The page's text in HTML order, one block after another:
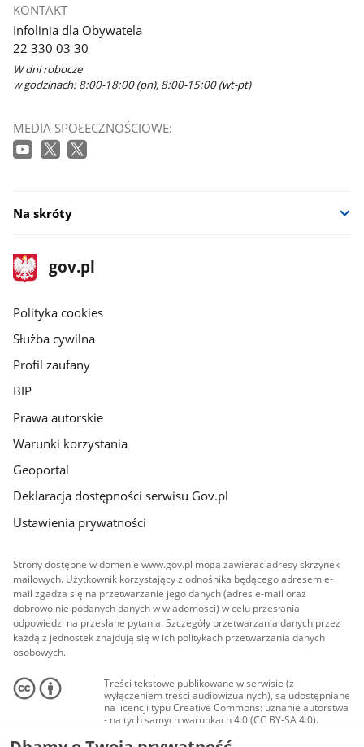
KONTAKT
Infolinia dla Obywatela
22 330 03 30
W dni robocze
w godzinach: 8:00-18:00 (pn), 8:00-15:00 (wt-pt)
MEDIA SPOŁECZNOŚCIOWE:
Na skróty
stopka
gov.pl
Strona
gov.pl
gov.pl
Polityka cookies
Służba cywilna
Profil zaufany
BIP
Prawa autorskie
Warunki korzystania
Geoportal
Deklaracja dostępności serwisu Gov.pl
Ustawienia prywatności
Strony dostępne w domenie www.gov.pl mogą zawierać adresy skrzynek
mailowych. Użytkownik korzystający z odnośnika będącego adresem e-
mail zgadza się na przetwarzanie jego danych (adres e-mail oraz
dobrowolnie podanych danych w wiadomości) w celu przesłania
odpowiedzi na przesłane pytania. Szczegóły przetwarzania danych przez
każdą z jednostek znajdują się w ich politykach przetwarzania danych
osobowych.
Treści tekstowe publikowane w serwisie (z
wyłączeniem treści audiowizualnych), są udostępniane
na licencji typu Creative Commons: uznanie autorstwa
- na tych samych warunkach 4.0 (CC BY-SA 4.0).
Materiały audiowizualne, w tym zdjęcia, materiały
audio i wideo, są udostępniane na licencji typu